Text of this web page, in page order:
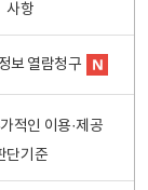
사항
보 열람청구
적인 이용·제공
단기준